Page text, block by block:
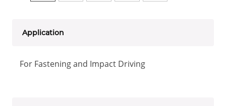
Application
For Fastening and Impact Driving